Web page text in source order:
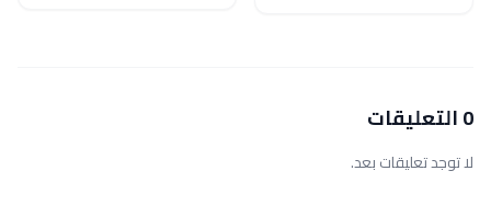
0 التعليقات
لا توجد تعليقات بعد.